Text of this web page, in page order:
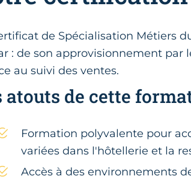
de Spécialisation Métiers
: de son approvisionnement par
au suivi des ventes.
atouts de cette
Formation polyvalente pour
variées dans l'hôtellerie et la
Accès à des environnements